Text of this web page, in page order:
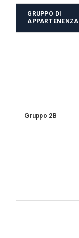
GRUPPO DI
APPARTENENZA
Gruppo 2B